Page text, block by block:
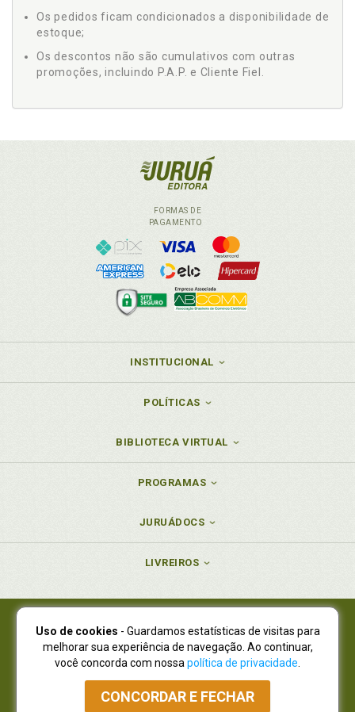
Os pedidos ficam condicionados a disponibilidade de
estoque;
Os descontos não são cumulativos com outras
promoções, incluindo P.A.P. e Cliente Fiel.
FORMAS DE
PAGAMENTO
INSTITUCIONAL
POLÍTICAS
BIBLIOTECA VIRTUAL
PROGRAMAS
JURUÁDOCS
LIVREIROS
Juruá Editora Ltda., CNPJ 77.535.508/0001-19
Juruá Informática Ltda., CNPJ 01.701.561/0001-80
NOVO ENDEREÇO:R. Flávio Dallegrave, 7665, São Lourenço |
Curitiba - Paraná - CEP 82210-310
Atendimento: (41) 4009-3900|Vendas Atacado: (41) 4009-3939
Uso de cookies - Guardamos estatísticas de visitas para
melhorar sua experiência de navegação. Ao continuar,
você concorda com nossa política de privacidade
CONCORDAR E FECHAR